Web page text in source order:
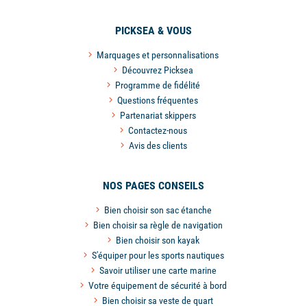
PICKSEA & VOUS
Marquages et personnalisations
Découvrez Picksea
Programme de fidélité
Questions fréquentes
Partenariat skippers
Contactez-nous
Avis des clients
NOS PAGES CONSEILS
Bien choisir son sac étanche
Bien choisir sa règle de navigation
Bien choisir son kayak
S'équiper pour les sports nautiques
Savoir utiliser une carte marine
Votre équipement de sécurité à bord
Bien choisir sa veste de quart